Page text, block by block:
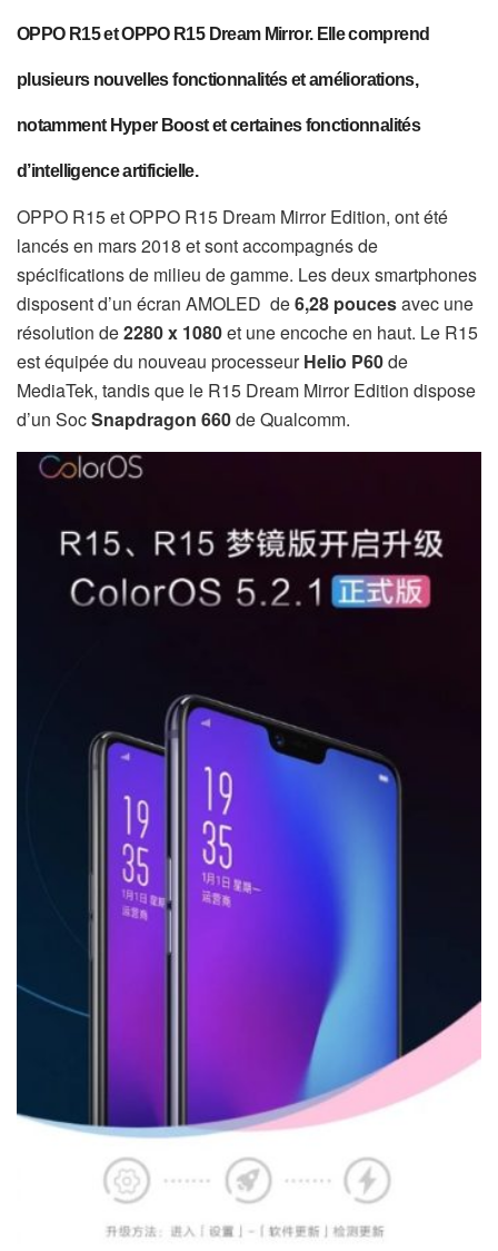
OPPO R15 et OPPO R15 Dream Mirror. Elle comprend
plusieurs nouvelles fonctionnalités et améliorations,
notamment Hyper Boost et certaines fonctionnalités
d’intelligence artificielle.
OPPO R15 et OPPO R15 Dream Mirror Edition, ont été
lancés en mars 2018 et sont accompagnés de
spécifications de milieu de gamme. Les deux smartphones
disposent d’un écran AMOLED de6,28 poucesavec une
résolution de2280 x 1080et une encoche en haut. Le R15
est équipée du nouveau processeurHelio P60de
MediaTek, tandis que le R15 Dream Mirror Edition dispose
d’un SocSnapdragon 660de Qualcomm.